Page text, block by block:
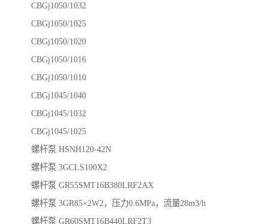
CBGj1050/1032
CBGj1050/1025
CBGj1050/1020
CBGj1050/1016
CBGj1050/1010
CBGj1045/1040
CBGj1045/1032
CBGj1045/1025
螺杆泵 HSNH120-42N
螺杆泵 3GCLS100X2
螺杆泵 GR55SMT16B380LRF2AX
螺杆泵 3GR85×2W2，压力0.6MPa，流量28m3/h
螺杆泵 GR60SMT16B440LRF2T3